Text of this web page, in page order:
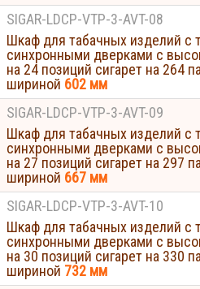
Displays
SIGAR-LDCP-VTP-3-AVT-08
Шкаф для табачных изделий с
синхронными дверками с
на 24 позиций сигарет на 264
шириной 602 мм
SIGAR-LDCP-VTP-3-AVT-09
Шкаф для табачных изделий с
синхронными дверками с
на 27 позиций сигарет на 297
шириной 667 мм
SIGAR-LDCP-VTP-3-AVT-10
Шкаф для табачных изделий с
синхронными дверками с
на 30 позиций сигарет на 330
шириной 732 мм